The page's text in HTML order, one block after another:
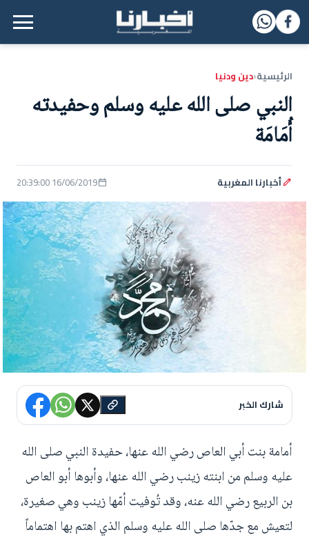
القائمة الرئيسية
الرئيسية‹دين ودنيا
النبي صلى الله عليه وسلم وحفيدته
أُمَامَة
أخبارنا المغربية 16/06/2019 20:39:00
شارك الخبر
أمامة بنت أبي العاص رضي الله عنها، حفيدة النبي صلى الله
عليه وسلم من ابنته زينب رضي الله عنها، وأبوها أبو العاص
بن الربيع رضي الله عنه، وقد تُوفيت أمّها زينب وهي صغيرة،
لتعيش مع جدّها صلى الله عليه وسلم الذي اهتم بها اهتماماً